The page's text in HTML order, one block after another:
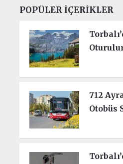
POPÜLER İÇERIKLER
712
Otobüs